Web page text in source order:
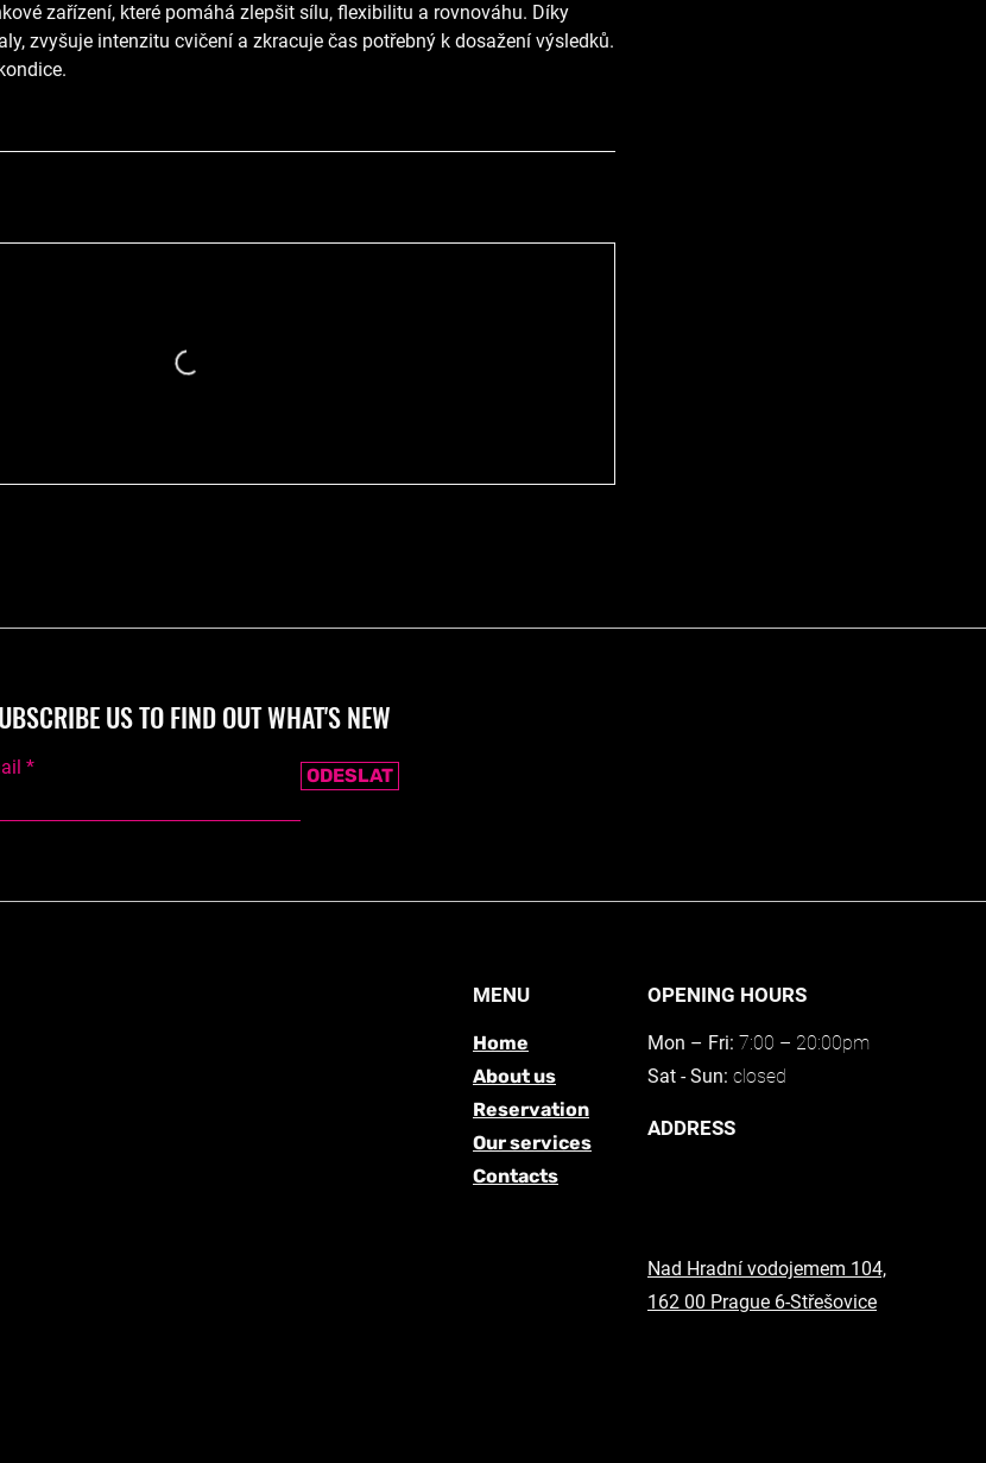
zařízení, které pomáhá zlepšit sílu, flexibilitu a rovnováhu. Díky
zvyšuje intenzitu cvičení a zkracuje čas potřebný k dosažení výsledků.
US TO FIND OUT WHAT'S NEW
ODESLAT
MENU
Home
About us
Reservation
Our services
Contacts
OPENING HOURS
Mon – Fri: 7:00 – 20:00pm
Sat - Sun: closed
ADDRESS
Nad Hradní vodojemem 104,
162 00 Prague 6-Střešovice